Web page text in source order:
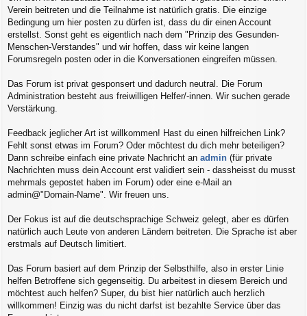
Verein beitreten und die Teilnahme ist natürlich gratis. Die einzige
Bedingung um hier posten zu dürfen ist, dass du dir einen Account
erstellst. Sonst geht es eigentlich nach dem "Prinzip des Gesunden-
Menschen-Verstandes" und wir hoffen, dass wir keine langen
Forumsregeln posten oder in die Konversationen eingreifen müssen.
Das Forum ist privat gesponsert und dadurch neutral. Die Forum
Administration besteht aus freiwilligen Helfer/-innen. Wir suchen gerade
Verstärkung.
Feedback jeglicher Art ist willkommen! Hast du einen hilfreichen Link?
Fehlt sonst etwas im Forum? Oder möchtest du dich mehr beteiligen?
Dann schreibe einfach eine private Nachricht an admin (für private
Nachrichten muss dein Account erst validiert sein - dassheisst du musst
mehrmals gepostet haben im Forum) oder eine e-Mail an
admin@"Domain-Name". Wir freuen uns.
Der Fokus ist auf die deutschsprachige Schweiz gelegt, aber es dürfen
natürlich auch Leute von anderen Ländern beitreten. Die Sprache ist aber
erstmals auf Deutsch limitiert.
Das Forum basiert auf dem Prinzip der Selbsthilfe, also in erster Linie
helfen Betroffene sich gegenseitig. Du arbeitest in diesem Bereich und
möchtest auch helfen? Super, du bist hier natürlich auch herzlich
willkommen! Einzig was du nicht darfst ist bezahlte Service über das